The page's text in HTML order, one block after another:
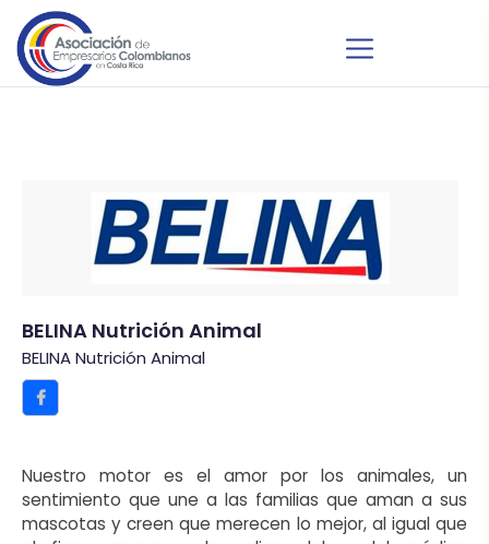
BELINA Nutrición Animal
BELINA Nutrición Animal
Nuestro motor es el amor por los animales, un
sentimiento que une a las familias que aman a sus
mascotas y creen que merecen lo mejor, al igual que